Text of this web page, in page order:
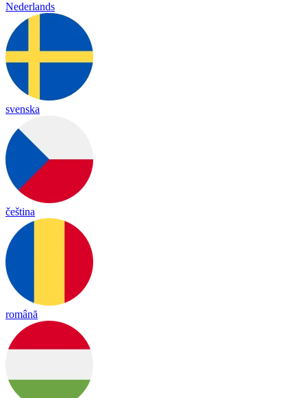
Nederlands
svenska
čeština
română